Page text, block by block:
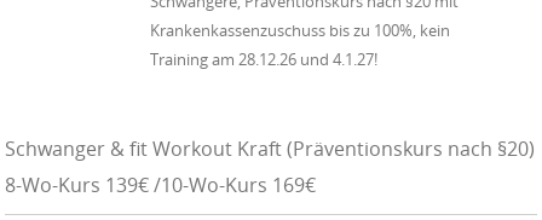
Krankenkassenzuschuss bis zu 100%, kein
Training am 28.12.26 und 4.1.27!
Schwanger & fit Workout Kraft (Präventionskurs nach §20)
8-Wo-Kurs 139€ /10-Wo-Kurs 169€